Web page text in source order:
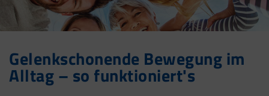
Gelenkschonende Bewegung im
Alltag – so funktioniert's